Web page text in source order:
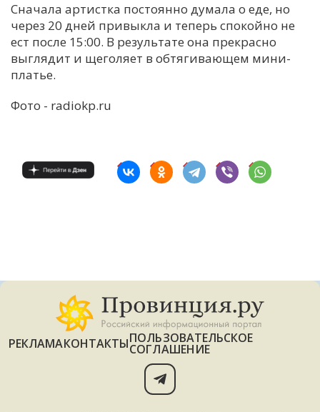
Сначала артистка постоянно думала о еде, но
через 20 дней привыкла и теперь спокойно не
ест после 15:00. В результате она прекрасно
выглядит и щеголяет в обтягивающем мини-
платье.
Фото - radiokp.ru
РЕКЛАМАКОНТАКТЫПОЛЬЗОВАТЕЛЬСКОЕ
СОГЛАШЕНИЕ